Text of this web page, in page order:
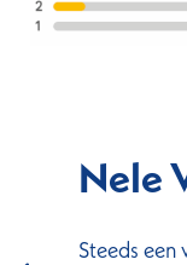
Nele
Steeds een